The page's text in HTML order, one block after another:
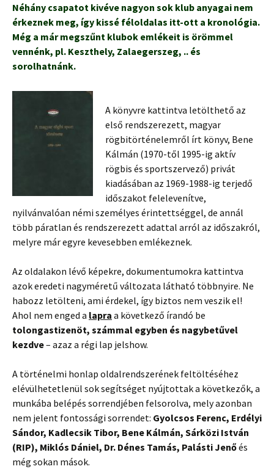
Néhány csapatot kivéve nagyon sok klub anyagai nem
érkeznek meg, így kissé féloldalas itt-ott a kronológia.
Még a már megszűnt klubok emlékeit is örömmel
vennénk, pl. Keszthely, Zalaegerszeg, .. és
sorolhatnánk.
A könyvre kattintva letölthető az
első rendszerezett, magyar
rögbitörténelemről írt könyv, Bene
Kálmán (1970-től 1995-ig aktív
rögbis és sportszervező) privát
kiadásában az 1969-1988-ig terjedő
időszakot felelevenítve,
nyilvánvalóan némi személyes érintettséggel, de annál
több páratlan és rendszerezett adattal arról az időszakról,
melyre már egyre kevesebben emlékeznek.
Az oldalakon lévő képekre, dokumentumokra kattintva
azok eredeti nagyméretű változata látható többnyire. Ne
habozz letölteni, ami érdekel, így biztos nem veszik el!
Ahol nem enged a lapra a következő írandó be
tolongastizenöt, számmal egyben és nagybetűvel
kezdve– azaz a régi lap jelshow.
A történelmi honlap oldalrendszerének feltöltéséhez
elévülhetetlenül sok segítséget nyújtottak a következők, a
munkába belépés sorrendjében felsorolva, mely azonban
nem jelent fontossági sorrendet: Gyolcsos Ferenc, Erdélyi
Sándor, Kadlecsik Tibor, Bene Kálmán, Sárközi István
(RIP), Miklós Dániel, Dr. Dénes Tamás, Palásti Jenőés
még sokan mások.